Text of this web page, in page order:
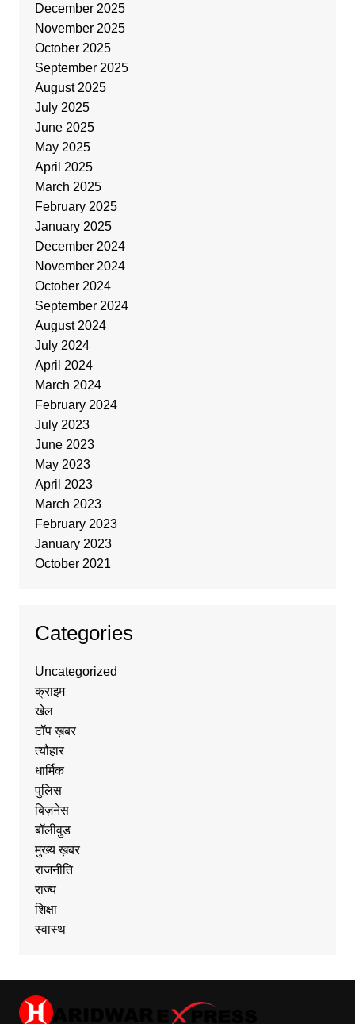
December 2025
November 2025
October 2025
September 2025
August 2025
July 2025
June 2025
May 2025
April 2025
March 2025
February 2025
January 2025
December 2024
November 2024
October 2024
September 2024
August 2024
July 2024
April 2024
March 2024
February 2024
July 2023
June 2023
May 2023
April 2023
March 2023
February 2023
January 2023
October 2021
Categories
Uncategorized
क्राइम
खेल
टॉप ख़बर
त्यौहार
धार्मिक
पुलिस
बिज़नेस
बॉलीवुड
मुख्य ख़बर
राजनीति
राज्य
शिक्षा
स्वास्थ